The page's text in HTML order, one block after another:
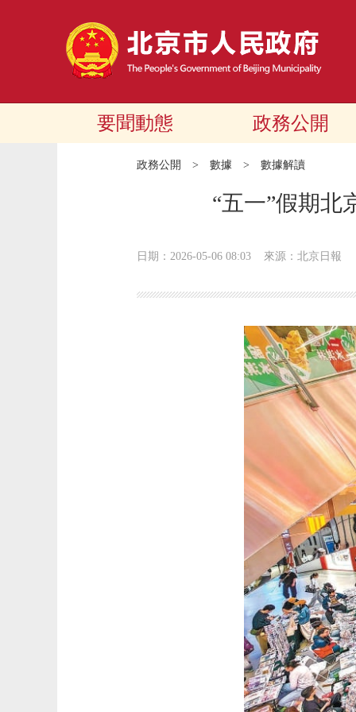
要聞動態 政務公開
政務公開 > 數據 > 數據解讀
“五一”假期北
日期：2026-05-06 08:03 來源：北京日報